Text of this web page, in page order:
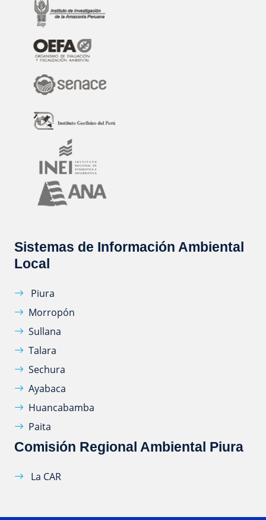
Sistemas de Información Ambiental
Local
Piura
Morropón
Sullana
Talara
Sechura
Ayabaca
Huancabamba
Paita
Comisión Regional Ambiental Piura
La CAR